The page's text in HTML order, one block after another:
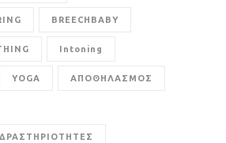
BREECHBABY
Intoning
YOGA ΑΠΟΘΗΛΑΣΜΟΣ